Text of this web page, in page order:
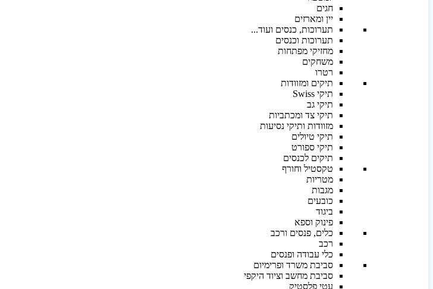
חגים
יין ומארזים
תערוכות, כנסים ועוד...
תערוכות וכנסים
מחזיקי מפתחות
משחקים
רטרו
תיקים ומזוודות
תיקי Swiss
תיקי גב
תיקי צד ומכתביות
מזוודות ותיקי נסיעות
תיקי טיולים
תיקי ספורט
תיקים לכנסים
טקסטיל וחורף
מטריות
מגבות
כובעים
ביגוד
פינוק וספא
כלים, פנסים ורכב
רכב
כלי עבודה ופנסים
סביבת משרד ופרימיום
סביבת מחשב וציוד היקפי
עטי פלסטיק